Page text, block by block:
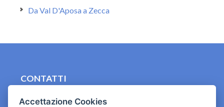
Da Val D'Aposa a Zecca
CONTATTI
Accettazione Cookies